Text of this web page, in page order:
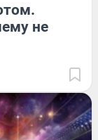
не